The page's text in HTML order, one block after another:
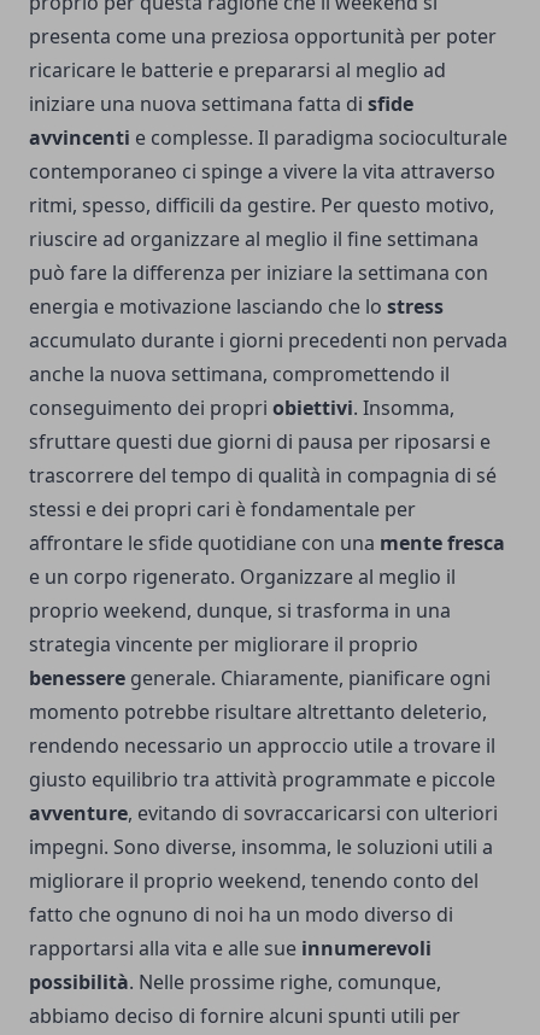
presenta come una preziosa opportunità per poter
ricaricare le batterie e prepararsi al meglio ad
iniziare una nuova settimana fatta di sfide
avvincenti e complesse. Il paradigma socioculturale
contemporaneo ci spinge a vivere la vita attraverso
ritmi, spesso, difficili da gestire. Per questo motivo,
riuscire ad organizzare al meglio il fine settimana
può fare la differenza per iniziare la settimana con
energia e motivazione lasciando che lo stress
accumulato durante i giorni precedenti non pervada
anche la nuova settimana, compromettendo il
conseguimento dei propri obiettivi. Insomma,
sfruttare questi due giorni di pausa per riposarsi e
trascorrere del tempo di qualità in compagnia di sé
stessi e dei propri cari è fondamentale per
affrontare le sfide quotidiane con una mente fresca
e un corpo rigenerato. Organizzare al meglio il
proprio weekend, dunque, si trasforma in una
strategia vincente per migliorare il proprio
benessere generale. Chiaramente, pianificare ogni
momento potrebbe risultare altrettanto deleterio,
rendendo necessario un approccio utile a trovare il
giusto equilibrio tra attività programmate e piccole
avventure, evitando di sovraccaricarsi con ulteriori
impegni. Sono diverse, insomma, le soluzioni utili a
migliorare il proprio weekend, tenendo conto del
fatto che ognuno di noi ha un modo diverso di
rapportarsi alla vita e alle sue innumerevoli
possibilità. Nelle prossime righe, comunque,
abbiamo deciso di fornire alcuni spunti utili per